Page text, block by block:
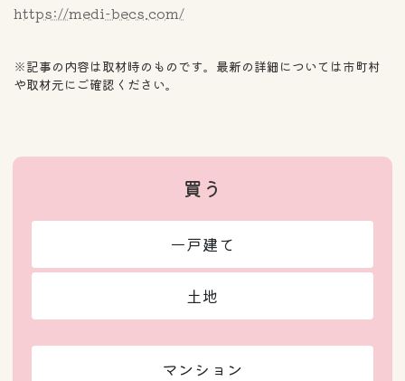
https://medi-becs.com/
※記事の内容は取材時のものです。最新の詳細については市町村
や取材元にご確認ください。
買う
一戸建て
土地
マンション